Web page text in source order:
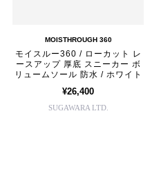
MOISTHROUGH 360
モイスルー360 / ローカット レ
ースアップ 厚底 スニーカー ボ
リュームソール 防水 / ホワイト
¥26,400
SUGAWARA LTD.